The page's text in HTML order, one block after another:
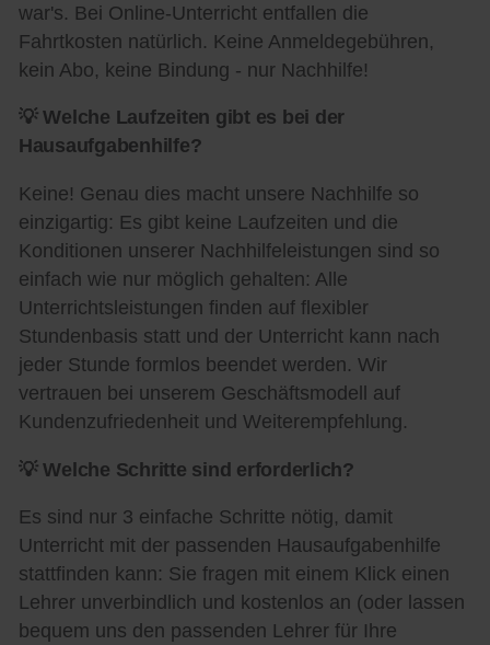
war's. Bei Online-Unterricht entfallen die
Fahrtkosten natürlich. Keine Anmeldegebühren,
kein Abo, keine Bindung - nur Nachhilfe!
💡 Welche Laufzeiten gibt es bei der
Hausaufgabenhilfe?
Keine! Genau dies macht unsere Nachhilfe so
einzigartig: Es gibt keine Laufzeiten und die
Konditionen unserer Nachhilfeleistungen sind so
einfach wie nur möglich gehalten: Alle
Unterrichtsleistungen finden auf flexibler
Stundenbasis statt und der Unterricht kann nach
jeder Stunde formlos beendet werden. Wir
vertrauen bei unserem Geschäftsmodell auf
Kundenzufriedenheit und Weiterempfehlung.
💡 Welche Schritte sind erforderlich?
Es sind nur 3 einfache Schritte nötig, damit
Unterricht mit der passenden Hausaufgabenhilfe
stattfinden kann: Sie fragen mit einem Klick einen
Lehrer unverbindlich und kostenlos an (oder lassen
bequem uns den passenden Lehrer für Ihre